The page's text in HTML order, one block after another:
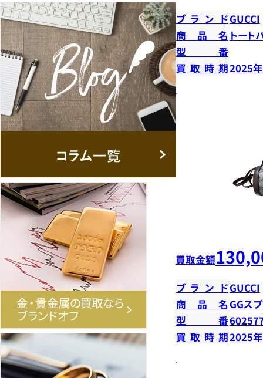
ブランドGUCCI
商品名 トート
型番
買取時期2025
買取金額
ブランドGUCCI
商品名 GGス
型番
買取時期2025